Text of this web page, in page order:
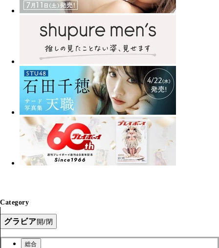
Category
グラビア開/閉
総合